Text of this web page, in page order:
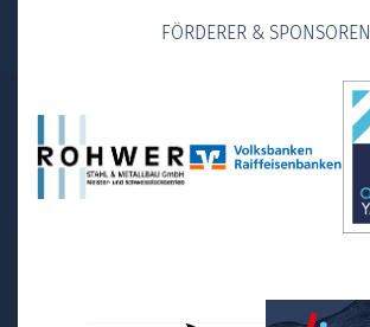
FÖRDERER & SPONSOREN